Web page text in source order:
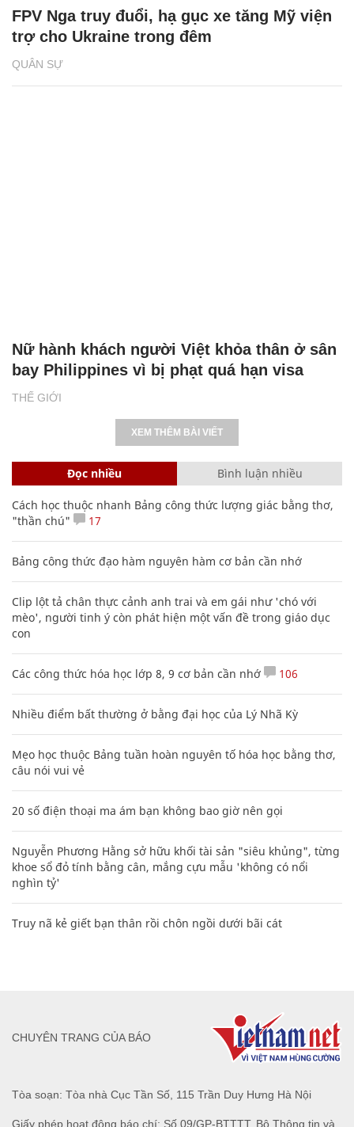
QUÂN SỰ
FPV Nga truy đuổi, hạ gục xe tăng Mỹ viện
trợ cho Ukraine trong đêm
THẾ GIỚI
Nữ hành khách người Việt khỏa thân ở sân
bay Philippines vì bị phạt quá hạn visa
XEM THÊM BÀI VIẾT
Đọc nhiều Bình luận nhiều
Cách học thuộc nhanh Bảng công thức lượng giác bằng thơ,
"thần chú"
17
Bảng công thức đạo hàm nguyên hàm cơ bản cần nhớ
Clip lột tả chân thực cảnh anh trai và em gái như 'chó với
mèo', người tinh ý còn phát hiện một vấn đề trong giáo dục
con
Các công thức hóa học lớp 8, 9 cơ bản cần nhớ 106
Nhiều điểm bất thường ở bằng đại học của Lý Nhã Kỳ
Mẹo học thuộc Bảng tuần hoàn nguyên tố hóa học bằng thơ,
câu nói vui vẻ
20 số điện thoại ma ám bạn không bao giờ nên gọi
Nguyễn Phương Hằng sở hữu khối tài sản "siêu khủng", từng
khoe sổ đỏ tính bằng cân, mắng cựu mẫu 'không có nổi
nghìn tỷ'
Truy nã kẻ giết bạn thân rồi chôn ngồi dưới bãi cát
Tòa soạn: Tòa nhà Cục Tần Số, 115 Trần Duy Hưng Hà Nội
Giấy phép hoạt động báo chí: Số 09/GP-BTTTT, Bộ Thông tin và
CHUYÊN TRANG CỦA BÁO